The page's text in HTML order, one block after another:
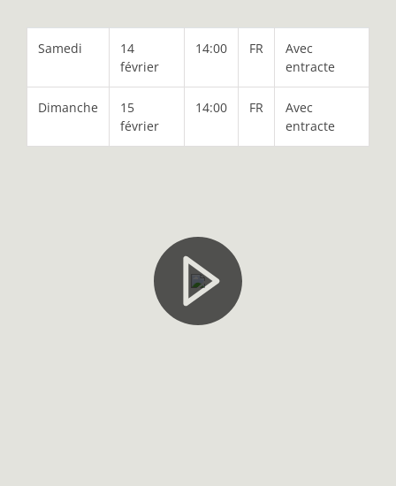
Samedi
14
février
14:00 FR
Avec
entracte
Dimanche
15
février
14:00 FR
Avec
entracte